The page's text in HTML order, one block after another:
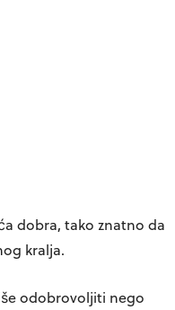
dobra, tako znatno da
kralja.
odobrovoljiti nego